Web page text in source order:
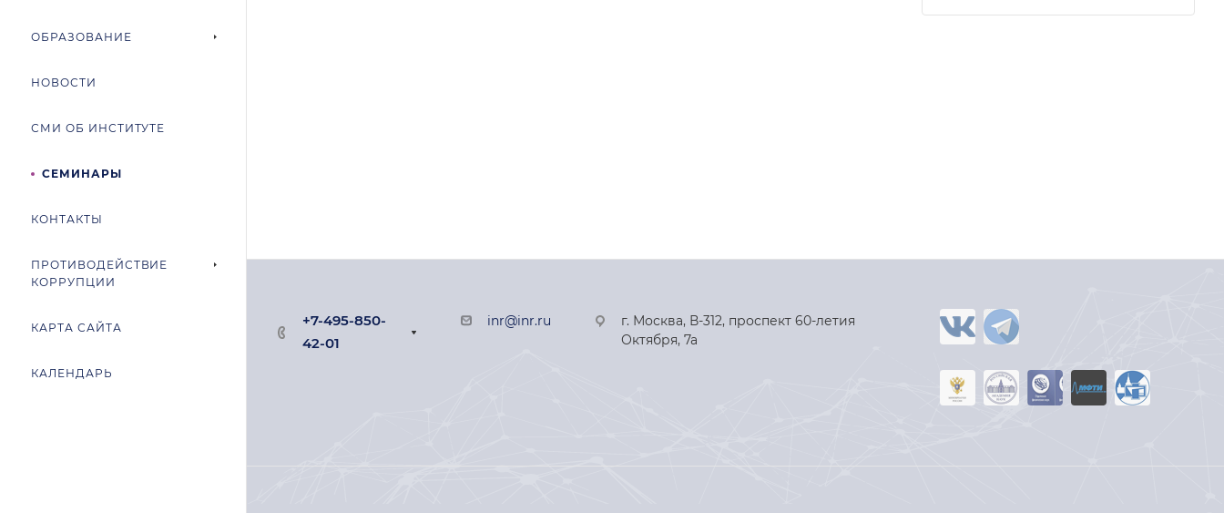
ОБРАЗОВАНИЕ
НОВОСТИ
СМИ ОБ ИНСТИТУТЕ
СЕМИНАРЫ
КОНТАКТЫ
ПРОТИВОДЕЙСТВИЕ
КОРРУПЦИИ
КАРТА САЙТА
КАЛЕНДАРЬ
+7-495-850-
42-01
inr@inr.ru
г. Москва, В-312, проспект 60-летия
Октября, 7а